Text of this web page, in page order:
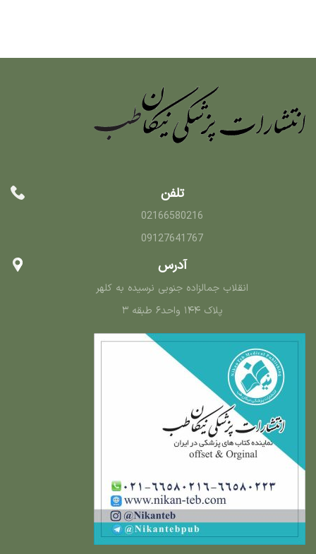
تلفن
02166580216
09127641767
آدرس
انقلاب جمالزاده جنوبی نرسیده به کلهر
پلاک ۱۴۴ واحد۶ طبقه ۳